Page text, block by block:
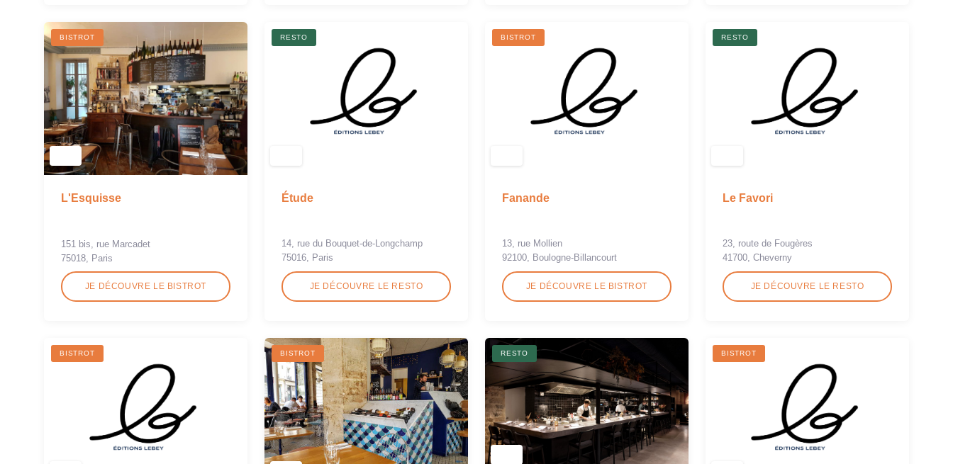
BISTROT
L'Esquisse
151 bis, rue Marcadet
75018, Paris
JE DÉCOUVRE LE BISTROT
RESTO
Étude
14, rue du Bouquet-de-Longchamp
75016, Paris
JE DÉCOUVRE LE RESTO
BISTROT
Fanande
13, rue Mollien
92100, Boulogne-Billancourt
JE DÉCOUVRE LE BISTROT
RESTO
Le Favori
23, route de Fougères
41700, Cheverny
JE DÉCOUVRE LE RESTO
BISTROT BISTROT RESTO BISTROT